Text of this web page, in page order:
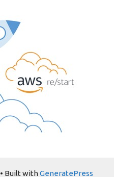
• Built withGeneratePress